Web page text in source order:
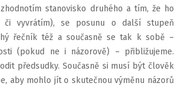
stanovisko druhého a tím, že ho
či vyvrátím), se posunu o další stupeň
řečník též a současně se tak k sobě –
(pokud ne i názorově) – přibližujeme.
předsudky. Současně si musí být člověk
aby mohlo jít o skutečnou výměnu názorů